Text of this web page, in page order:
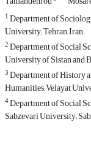
1Department of
University; Tehran, Iran.
2Department of Social
University of Sistan and
3Department of History
Humanities, Velayat
4Department of Social
Sabzevari University;